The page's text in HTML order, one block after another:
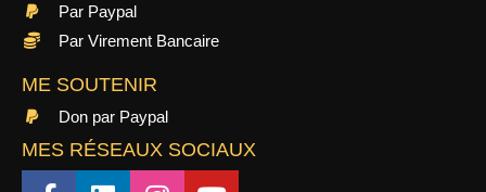
Par Paypal
Par Virement Bancaire
ME SOUTENIR
Don par Paypal
MES RÉSEAUX SOCIAUX